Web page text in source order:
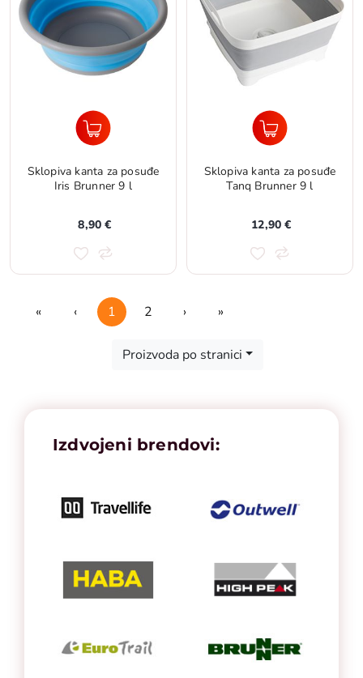
Sklopiva kanta za posuđe
Iris Brunner 9 l
8,90 €
Sklopiva kanta za posuđe
Tanq Brunner 9 l
12,90 €
«First ‹Previous
1 2 ›Next »Last
Proizvoda po stranici
Izdvojeni brendovi: